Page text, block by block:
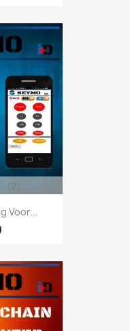
Voor...
(2)